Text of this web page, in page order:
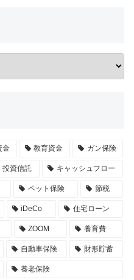
金 教育資金 ガン保険
投資信託 キャッシュフロー
ペット保険 節税
iDeCo 住宅ローン
ZOOM 養育費
自動車保険 財形貯蓄
養老保険